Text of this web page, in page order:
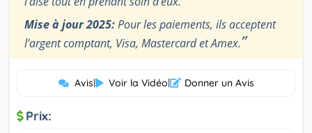
Mise à jour 2025:Pour les paiements, ils acceptent
l’argent comptant, Visa, Mastercard et Amex.”
Avis| Voir la Vidéo| Donner un Avis
Prix: